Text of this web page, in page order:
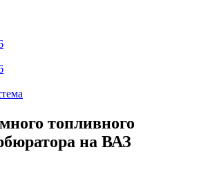
топливного
на ВАЗ